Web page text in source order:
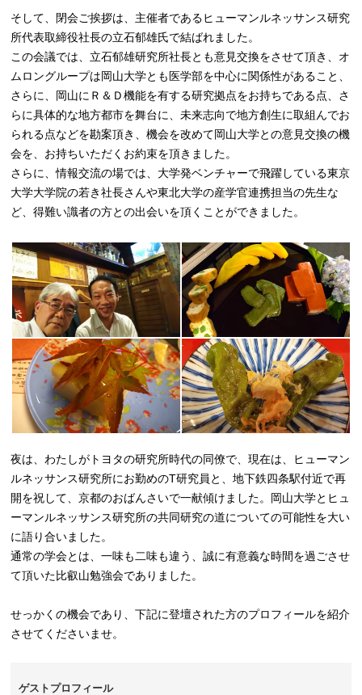
そして、閉会ご挨拶は、主催者であるヒューマンルネッサンス研究
所代表取締役社長の立石郁雄氏で結ばれました。
この会議では、立石郁雄研究所社長とも意見交換をさせて頂き、オ
ムロングループは岡山大学とも医学部を中心に関係性があること、
さらに、岡山にＲ＆Ｄ機能を有する研究拠点をお持ちである点、さ
らに具体的な地方都市を舞台に、未来志向で地方創生に取組んでお
られる点などを勘案頂き、機会を改めて岡山大学との意見交換の機
会を、お持ちいただくお約束を頂きました。
さらに、情報交流の場では、大学発ベンチャーで飛躍している東京
大学大学院の若き社長さんや東北大学の産学官連携担当の先生な
ど、得難い識者の方との出会いを頂くことができました。
夜は、わたしがトヨタの研究所時代の同僚で、現在は、ヒューマン
ルネッサンス研究所にお勤めのT研究員と、地下鉄四条駅付近で再
開を祝して、京都のおばんさいで一献傾けました。岡山大学とヒュ
ーマンルネッサンス研究所の共同研究の道についての可能性を大い
に語り合いました。
通常の学会とは、一味も二味も違う、誠に有意義な時間を過ごさせ
て頂いた比叡山勉強会でありました。
せっかくの機会であり、下記に登壇された方のプロフィールを紹介
させてくださいませ。
ゲストプロフィール